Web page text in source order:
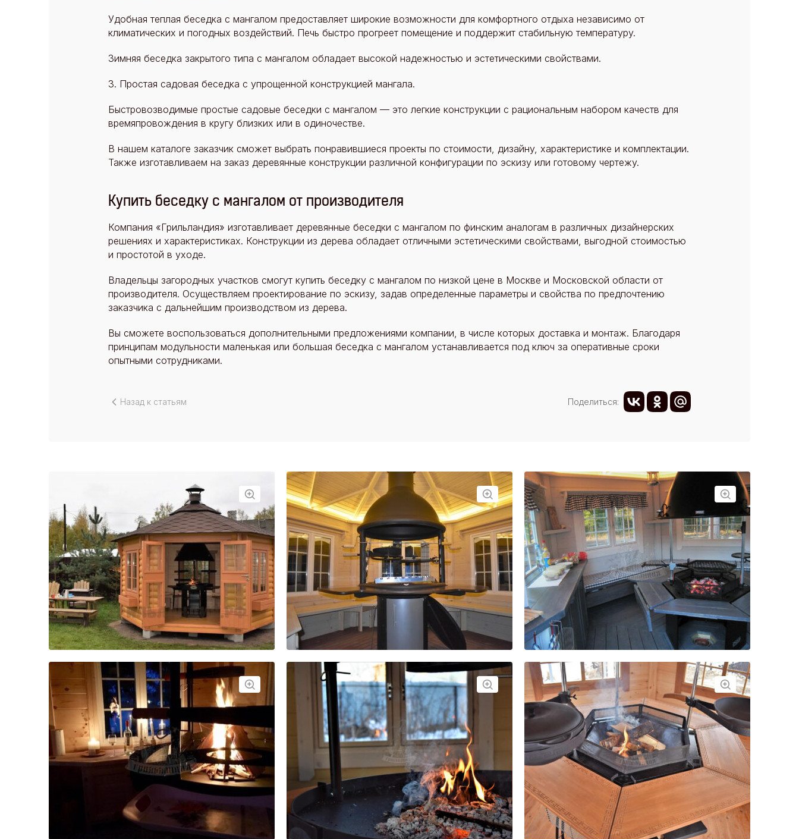
Удобная теплая беседка с мангалом предоставляет широкие возможности для комфортного отдыха независимо от
климатических и погодных воздействий. Печь быстро прогреет помещение и поддержит стабильную температуру.
Зимняя беседка закрытого типа с мангалом обладает высокой надежностью и эстетическими свойствами.
3. Простая садовая беседка с упрощенной конструкцией мангала.
Быстровозводимые простые садовые беседки с мангалом — это легкие конструкции с рациональным набором качеств для
времяпровождения в кругу близких или в одиночестве.
В нашем каталоге заказчик сможет выбрать понравившиеся проекты по стоимости, дизайну, характеристике и комплектации.
Также изготавливаем на заказ деревянные конструкции различной конфигурации по эскизу или готовому чертежу.
Купить беседку с мангалом от производителя
Компания «Грильландия» изготавливает деревянные беседки с мангалом по финским аналогам в различных дизайнерских
решениях и характеристиках. Конструкции из дерева обладает отличными эстетическими свойствами, выгодной стоимостью
и простотой в уходе.
Владельцы загородных участков смогут купить беседку с мангалом по низкой цене в Москве и Московской области от
производителя. Осуществляем проектирование по эскизу, задав определенные параметры и свойства по предпочтению
заказчика с дальнейшим производством из дерева.
Вы сможете воспользоваться дополнительными предложениями компании, в числе которых доставка и монтаж. Благодаря
принципам модульности маленькая или большая беседка с мангалом устанавливается под ключ за оперативные сроки
опытными сотрудниками.
Назад к статьям Поделиться: